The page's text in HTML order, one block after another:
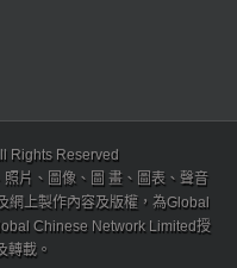
Rights Reserved
片、圖像、圖 畫、圖表、聲音
網上製作內容及版權，為Global
Chinese Network Limited授
轉載。